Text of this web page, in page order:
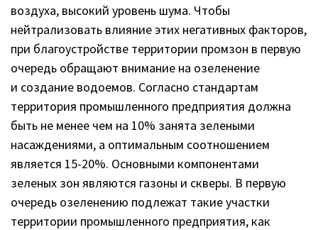
воздуха, высокий уровень шума. Чтобы
нейтрализовать влияние этих негативных факторов,
при благоустройстве территории промзон в первую
очередь обращают внимание на озеленение
и создание водоемов. Согласно стандартам
территория промышленного предприятия должна
быть не менее чем на 10% занята зелеными
насаждениями, а оптимальным соотношением
является 15-20%. Основными компонентами
зеленых зон являются газоны и скверы. В первую
очередь озеленению подлежат такие участки
территории промышленного предприятия, как